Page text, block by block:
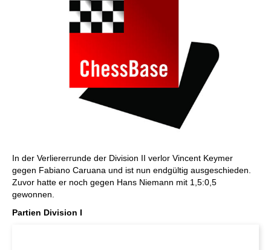
In der Verliererrunde der Division II verlor Vincent Keymer
gegen Fabiano Caruana und ist nun endgültig ausgeschieden.
Zuvor hatte er noch gegen Hans Niemann mit 1,5:0,5
gewonnen.
Partien Division I